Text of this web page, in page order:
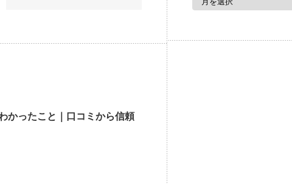
かったこと｜口コミから信頼